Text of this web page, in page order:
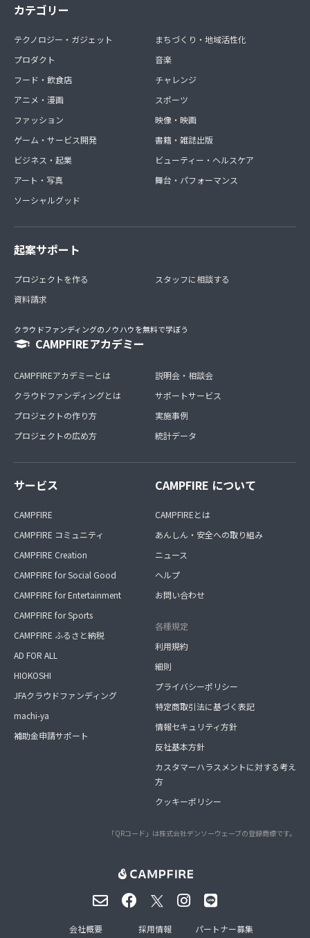
カテゴリー
テクノロジー・ガジェット
プロダクト
フード・飲食店
アニメ・漫画
ファッション
ゲーム・サービス開発
ビジネス・起業
アート・写真
ソーシャルグッド
まちづくり・地域活性化
音楽
チャレンジ
スポーツ
映像・映画
書籍・雑誌出版
ビューティー・ヘルスケア
舞台・パフォーマンス
起案サポート
プロジェクトを作る
資料請求
スタッフに相談する
クラウドファンディングのノウハウを無料で学ぼう
CAMPFIREアカデミー
CAMPFIREアカデミーとは
クラウドファンディングとは
プロジェクトの作り方
プロジェクトの広め方
説明会・相談会
サポートサービス
実施事例
統計データ
サービス
CAMPFIRE
CAMPFIRE コミュニティ
CAMPFIRE Creation
CAMPFIRE for Social Good
CAMPFIRE for Entertainment
CAMPFIRE for Sports
CAMPFIRE ふるさと納税
AD FOR ALL
HIOKOSHI
JFAクラウドファンディング
machi-ya
補助金申請サポート
CAMPFIRE について
CAMPFIREとは
あんしん・安全への取り組み
ニュース
ヘルプ
お問い合わせ
各種規定
利用規約
細則
プライバシーポリシー
特定商取引法に基づく表記
情報セキュリティ方針
反社基本方針
カスタマーハラスメントに対する考え
方
クッキーポリシー
「QRコード」は株式会社デンソーウェーブの登録商標です。
会社概要 採用情報 パートナー募集